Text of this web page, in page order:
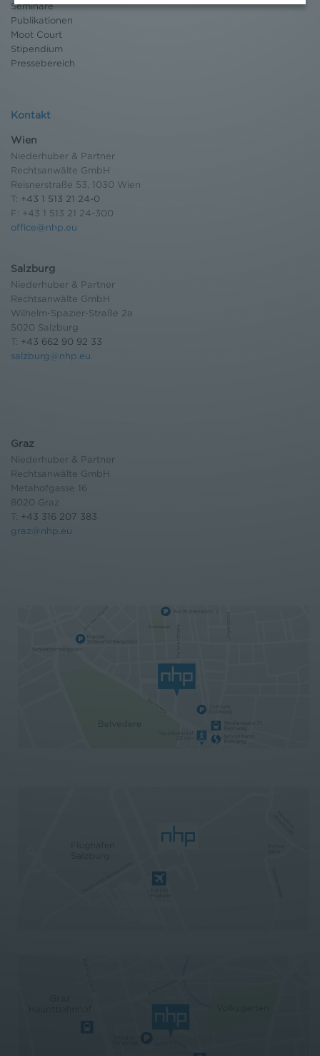
Seminare
Publikationen
Moot Court
Stipendium
Pressebereich
Kontakt
Wien
Niederhuber & Partner
Rechtsanwälte GmbH
Reisnerstraße 53, 1030 Wien
T: +43 1 513 21 24-0
F: +43 1 513 21 24-300
office@nhp.eu
Salzburg
Niederhuber & Partner
Rechtsanwälte GmbH
Wilhelm-Spazier-Straße 2a
5020 Salzburg
T: +43 662 90 92 33
salzburg@nhp.eu
Graz
Niederhuber & Partner
Rechtsanwälte GmbH
Metahofgasse 16
8020 Graz
T: +43 316 207 383
graz@nhp.eu
werden können. Zudem finden Sie am
Bildschirmrand ein Cookie-Icon wo Sie jederzeit Ihre
Einwilligung widerrufen und Widerspruch ausüben.
Weitere Infomationen finden Sie hier:
Datenschutzerklärung